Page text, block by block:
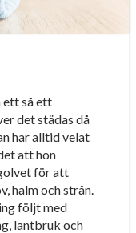
ett så ett
det städas då
har alltid velat
att hon
för att
halm och strån.
följt med
lantbruk och